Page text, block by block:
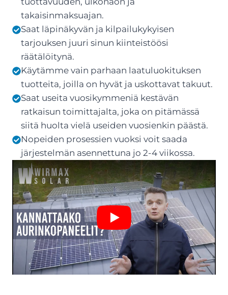
takaisinmaksuajan.
Saat läpinäkyvän ja kilpailukykyisen
tarjouksen juuri sinun kiinteistöösi
räätälöitynä.
Käytämme vain parhaan laatuluokituksen
tuotteita, joilla on hyvät ja uskottavat takuut.
Saat useita vuosikymmeniä kestävän
ratkaisun toimittajalta, joka on pitämässä
siitä huolta vielä useiden vuosienkin päästä.
Nopeiden prosessien vuoksi voit saada
järjestelmän asennettuna jo 2-4 viikossa.
Play